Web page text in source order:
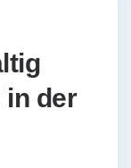
in der